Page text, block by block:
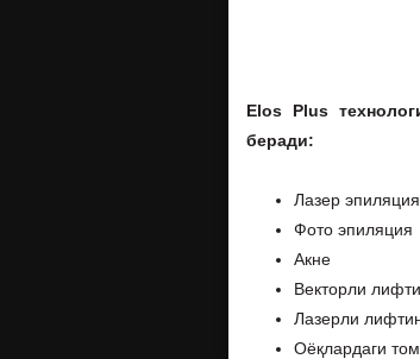
Еlos Plus
беради:
Лазер эпиляция
Фото эпиляция
Акне
Векторли
Лазерли
Оёқлардаги